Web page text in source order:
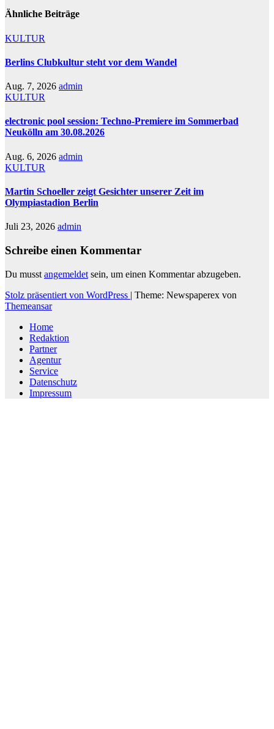
Ähnliche Beiträge
KULTUR
Berlins Clubkultur steht vor dem Wandel
Aug. 7, 2026 admin
KULTUR
electronic pool session: Techno-Premiere im Sommerbad
Neukölln am 30.08.2026
Aug. 6, 2026 admin
KULTUR
Martin Schoeller zeigt Gesichter unserer Zeit im
Olympiastadion Berlin
Juli 23, 2026 admin
Schreibe einen Kommentar
Du musst angemeldet sein, um einen Kommentar abzugeben.
Stolz präsentiert von WordPress | Theme: Newspaperex von
Themeansar
Home
Redaktion
Partner
Agentur
Service
Datenschutz
Impressum